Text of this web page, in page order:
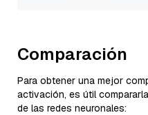
Comparación
Para obtener una mejor
activación, es útil
de las redes neuronales: